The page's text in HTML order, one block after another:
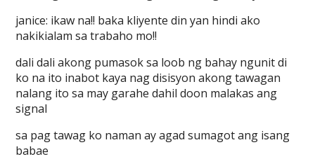
janice: ikaw na!! baka kliyente din yan hindi ako
nakikialam sa trabaho mo!!
dali dali akong pumasok sa loob ng bahay ngunit di
ko na ito inabot kaya nag disisyon akong tawagan
nalang ito sa may garahe dahil doon malakas ang
signal
sa pag tawag ko naman ay agad sumagot ang isang
babae